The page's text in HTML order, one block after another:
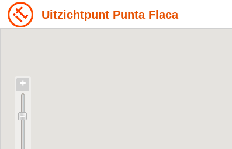
Uitzichtpunt Punta Flaca
+